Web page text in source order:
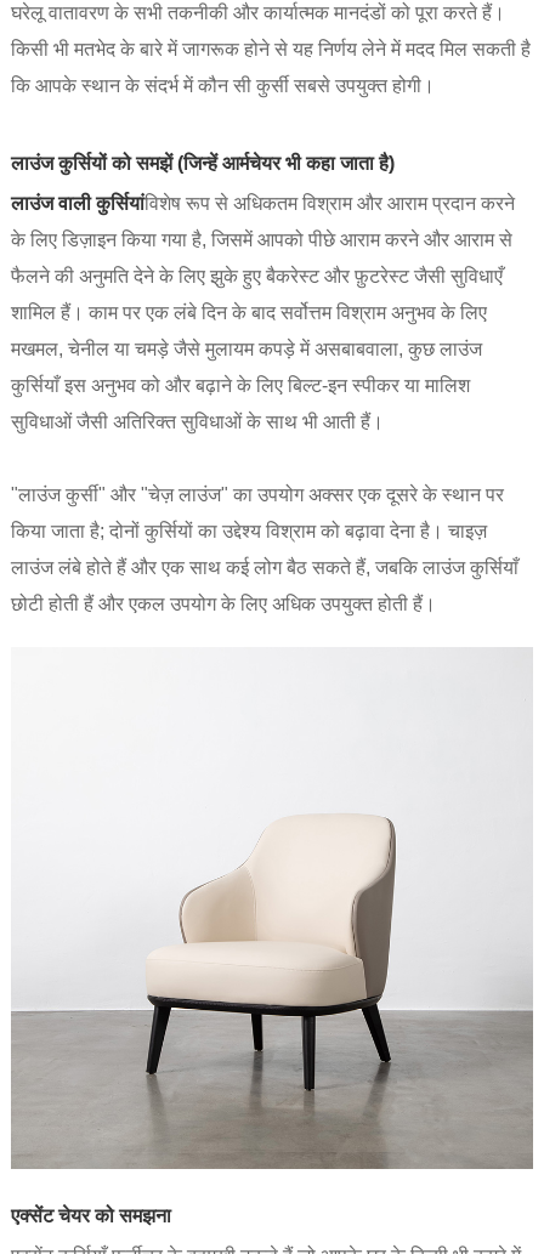
घरेलू वातावरण के सभी तकनीकी और कार्यात्मक मानदंडों को पूरा करते हैं।
किसी भी मतभेद के बारे में जागरूक होने से यह निर्णय लेने में मदद मिल सकती है
कि आपके स्थान के संदर्भ में कौन सी कुर्सी सबसे उपयुक्त होगी।
लाउंज कुर्सियों को समझें (जिन्हें आर्मचेयर भी कहा जाता है)
लाउंज वाली कुर्सियांविशेष रूप से अधिकतम विश्राम और आराम प्रदान करने
के लिए डिज़ाइन किया गया है, जिसमें आपको पीछे आराम करने और आराम से
फैलने की अनुमति देने के लिए झुके हुए बैकरेस्ट और फ़ुटरेस्ट जैसी सुविधाएँ
शामिल हैं। काम पर एक लंबे दिन के बाद सर्वोत्तम विश्राम अनुभव के लिए
मखमल, चेनील या चमड़े जैसे मुलायम कपड़े में असबाबवाला, कुछ लाउंज
कुर्सियाँ इस अनुभव को और बढ़ाने के लिए बिल्ट-इन स्पीकर या मालिश
सुविधाओं जैसी अतिरिक्त सुविधाओं के साथ भी आती हैं।
"लाउंज कुर्सी" और "चेज़ लाउंज" का उपयोग अक्सर एक दूसरे के स्थान पर
किया जाता है; दोनों कुर्सियों का उद्देश्य विश्राम को बढ़ावा देना है। चाइज़
लाउंज लंबे होते हैं और एक साथ कई लोग बैठ सकते हैं, जबकि लाउंज कुर्सियाँ
छोटी होती हैं और एकल उपयोग के लिए अधिक उपयुक्त होती हैं।
एक्सेंट चेयर को समझना